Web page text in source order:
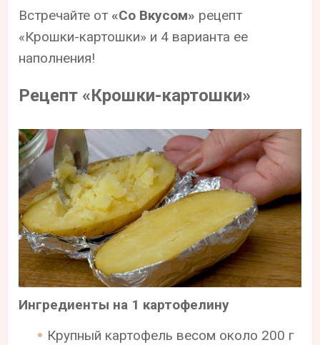
Встречайте от «Со Вкусом» рецепт
«Крошки-картошки» и 4 варианта ее
наполнения!
Рецепт «Крошки-картошки»
Ингредиенты на 1 картофелину
Крупный картофель весом около 200 г